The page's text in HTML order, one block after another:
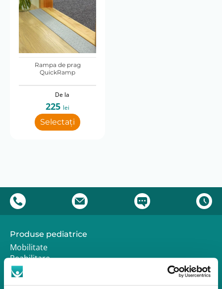
225 lei
225 lei
Rampa de prag
QuickRamp
De la
225 lei
Selectați
Produse pediatrice
Mobilitate
Reabilitare
Pozitionare
Igiena